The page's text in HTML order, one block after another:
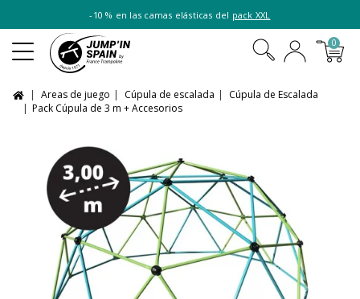
-10 % en las camas elásticas del pack XXL
0
Areas de juego Cúpula de escalada
Cúpula de Escalada
Pack Cúpula de 3 m + Accesorios